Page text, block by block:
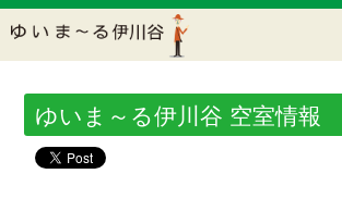
ゆいま～る伊川谷 空室情報